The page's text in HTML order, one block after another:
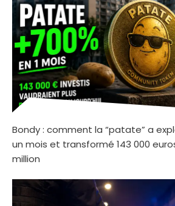
Bondy : comment la “patate” a
un mois et transformé 143 000
million